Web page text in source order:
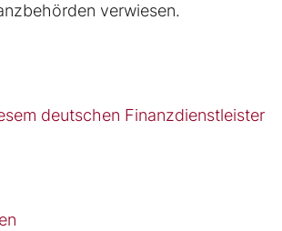
verwiesen.
deutschen Finanzdienstleister